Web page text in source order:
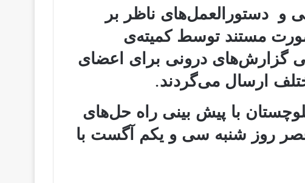
و دستورالعمل‌های ناظر بر
مستند توسط کمیته‌ی
گزارش‌های درونی برای اعضای
ارسال می‌گردند.
با پیش بینی راه حل‌های
روز شنبه سی و یکم آگست با